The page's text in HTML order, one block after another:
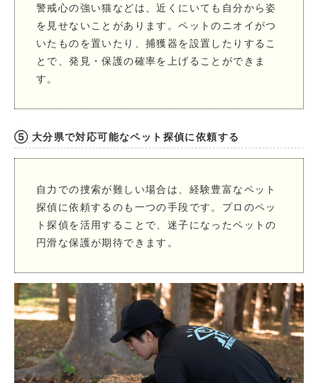
警戒心の強い猫などは、近くにいても自分から姿
を見せないことがあります。ペットのニオイがつ
いたものを置いたり、捕獲器を設置したりするこ
とで、発見・保護の確率を上げることができま
す。
⑤ 大分県で対応可能なペット探偵に依頼する
自力での捜索が難しい場合は、経験豊富なペット
探偵に依頼するのも一つの手段です。プロのペッ
ト探偵を活用することで、迷子になったペットの
円滑な保護が期待できます。